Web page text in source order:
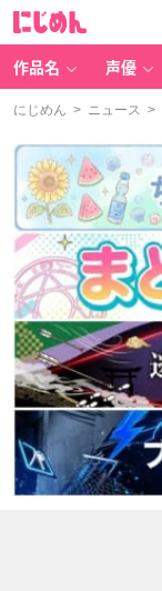
作品名 声優
にじめん > ニュース >